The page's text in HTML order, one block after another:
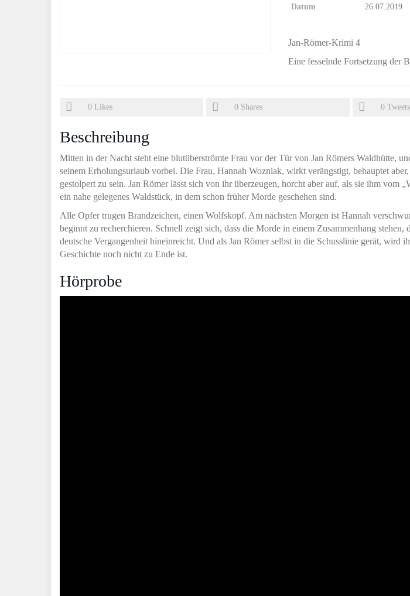
Datum 26.07.2019
Jan-Römer-Krimi 4
Eine fesselnde Fortsetzung der
0 Likes 0 Shares 0 Tweets
Beschreibung
Mitten in der Nacht steht eine blutüberströmte Frau vor der Tür von Jan Römers Waldhütte,
seinem Erholungsurlaub vorbei. Die Frau, Hannah Wozniak, wirkt verängstigt, behauptet
gestolpert zu sein. Jan Römer lässt sich von ihr überzeugen, horcht aber auf, als sie ihm vom
ein nahe gelegenes Waldstück, in dem schon früher Morde geschehen sind.
Alle Opfer trugen Brandzeichen, einen Wolfskopf. Am nächsten Morgen ist Hannah
beginnt zu recherchieren. Schnell zeigt sich, dass die Morde in einem Zusammenhang stehen,
deutsche Vergangenheit hineinreicht. Und als Jan Römer selbst in die Schusslinie gerät, wird
Geschichte noch nicht zu Ende ist.
Hörprobe